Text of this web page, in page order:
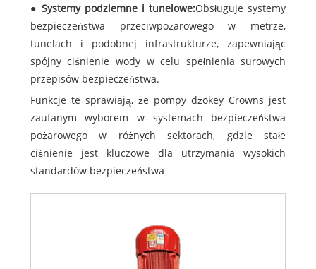
● Systemy podziemne i tunelowe:Obsługuje systemy
bezpieczeństwa przeciwpożarowego w metrze,
tunelach i podobnej infrastrukturze, zapewniając
spójny ciśnienie wody w celu spełnienia surowych
przepisów bezpieczeństwa.
Funkcje te sprawiają, że pompy dżokey Crowns jest
zaufanym wyborem w systemach bezpieczeństwa
pożarowego w różnych sektorach, gdzie stałe
ciśnienie jest kluczowe dla utrzymania wysokich
standardów bezpieczeństwa